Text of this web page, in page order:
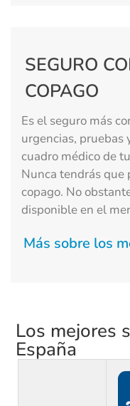
SEGURO
COPAGO
Es el seguro más
urgencias, pruebas
cuadro médico de
Nunca tendrás que
copago. No
disponible en el
Más sobre los
Los mejores
España